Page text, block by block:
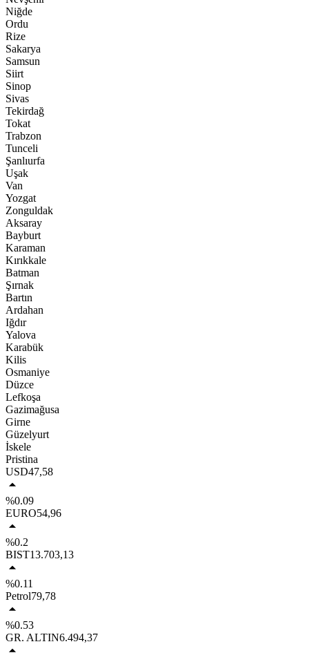
Niğde
Ordu
Rize
Sakarya
Samsun
Siirt
Sinop
Sivas
Tekirdağ
Tokat
Trabzon
Tunceli
Şanlıurfa
Uşak
Van
Yozgat
Zonguldak
Aksaray
Bayburt
Karaman
Kırıkkale
Batman
Şırnak
Bartın
Ardahan
Iğdır
Yalova
Karabük
Kilis
Osmaniye
Düzce
Lefkoşa
Gazimağusa
Girne
Güzelyurt
İskele
Pristina
USD47,58
%0.09
EURO54,96
%0.2
BIST13.703,13
%0.11
Petrol79,78
%0.53
GR. ALTIN6.494,37